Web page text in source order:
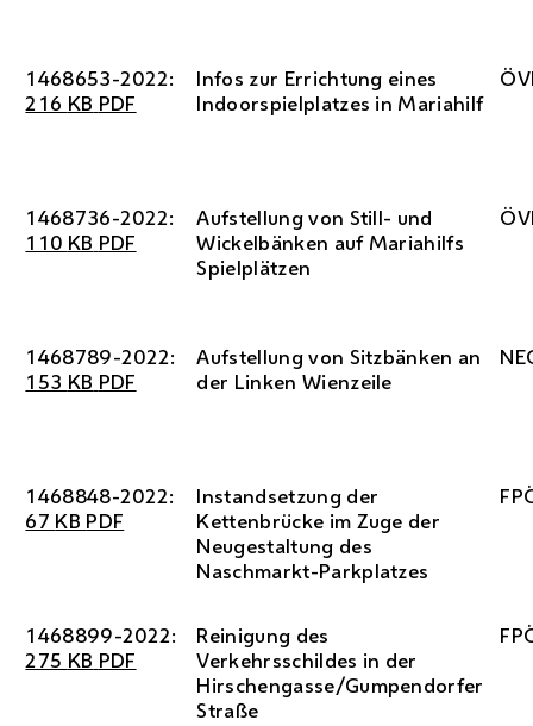
1468653-2022:
216 KB PDF
Infos zur Errichtung eines
Indoorspielplatzes in Mariahilf
1468736-2022:
110 KB PDF
Aufstellung von Still- und
Wickelbänken auf Mariahilfs
Spielplätzen
1468789-2022:
153 KB PDF
Aufstellung von Sitzbänken an
der Linken Wienzeile
1468848-2022:
67 KB PDF
Instandsetzung der
Kettenbrücke im Zuge der
Neugestaltung des
Naschmarkt-Parkplatzes
1468899-2022:
275 KB PDF
Reinigung des
Verkehrsschildes in der
Hirschengasse/Gumpendorfer
Straße